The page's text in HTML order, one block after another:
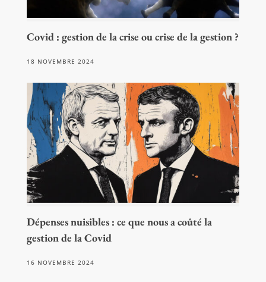
Covid : gestion de la crise ou crise de la gestion ?
18 NOVEMBRE 2024
Dépenses nuisibles : ce que nous a coûté la
gestion de la Covid
16 NOVEMBRE 2024